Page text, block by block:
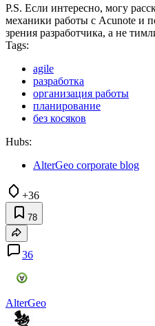
P.S. Если интересно, могу
механики работы с Acunote и
зрения разработчика, а не
Tags:
agile
разработка
организация работы
планирование
без косяков
Hubs:
AlterGeo corporate blog
+36
78
36
AlterGeo